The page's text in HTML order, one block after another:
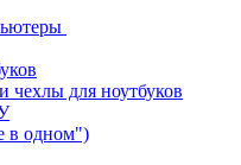
чехлы для ноутбуков
в одном")